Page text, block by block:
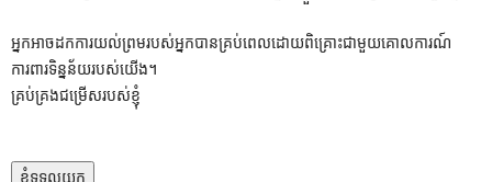
អ្នកអាចដកការយល់ព្រមរបស់អ្នកបានគ្រប់ពេលដោយពិគ្រោះជាមួយគោលការណ៍
ការពារទិន្នន័យរបស់យើង។
គ្រប់គ្រងជម្រើសរបស់ខ្ញុំ
ខ្ញុំទទួលយក